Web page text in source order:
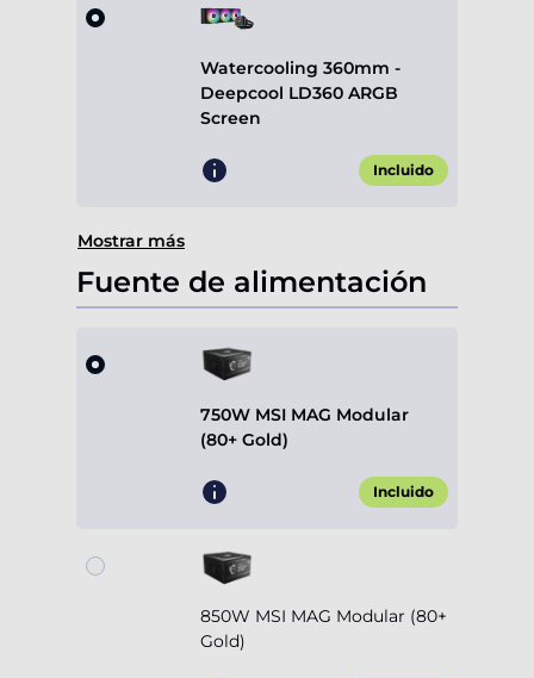
Watercooling 360mm -
Deepcool LD360 ARGB
Screen
Incluido
Mostrar más
Fuente de alimentación
750W MSI MAG Modular
(80+ Gold)
Incluido
850W MSI MAG Modular (80+
Gold)